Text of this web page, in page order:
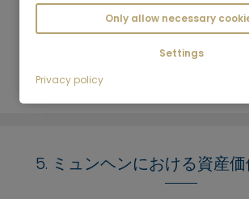
か？それではお金を手放すことになり
に慎重な査定を行うことで、どちらの
とができ、可能な限り最高の価格でス
5. ミュンヘンにおける資産
Only allow necessary
Settings
Privacy policy